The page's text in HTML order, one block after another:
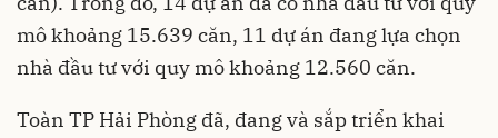
mô khoảng 15.639 căn, 11 dự án đang lựa chọn
nhà đầu tư với quy mô khoảng 12.560 căn.
Toàn TP Hải Phòng đã, đang và sắp triển khai